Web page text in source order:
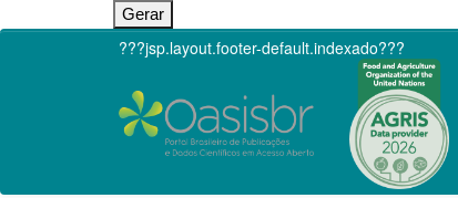
???jsp.layout.footer-default.indexado???